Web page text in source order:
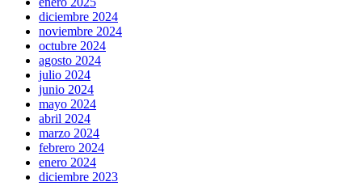
diciembre 2024
noviembre 2024
octubre 2024
agosto 2024
julio 2024
junio 2024
mayo 2024
abril 2024
marzo 2024
febrero 2024
enero 2024
diciembre 2023